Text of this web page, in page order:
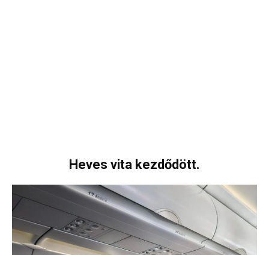
Heves vita kezdődött.